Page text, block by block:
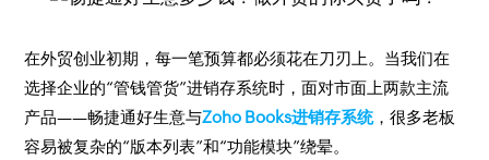
在外贸创业初期，每一笔预算都必须花在刀刃上。当我们在
选择企业的“管钱管货”进销存系统时，面对市面上两款主流
产品——畅捷通好生意与Zoho Books进销存系统，很多老板
容易被复杂的“版本列表”和“功能模块”绕晕。